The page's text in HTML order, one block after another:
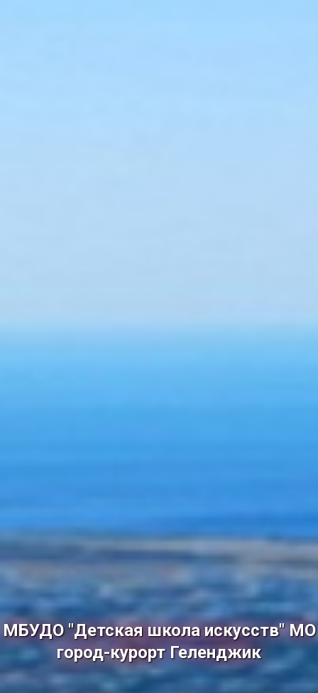
МБУДО "Детская школа искусств" МО
город-курорт Геленджик